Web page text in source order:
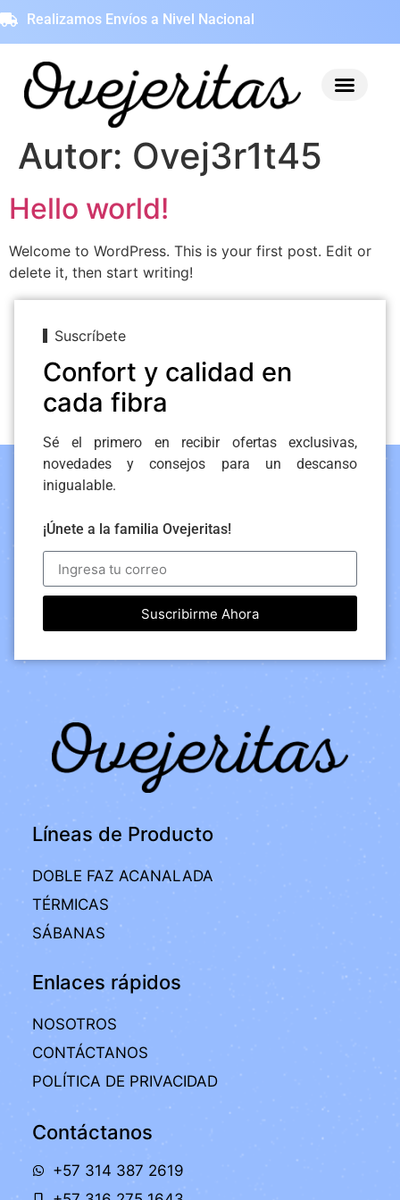
Realizamos Envíos a Nivel Nacional
Autor: Ovej3r1t45
Hello world!
Welcome to WordPress. This is your first post. Edit or
delete it, then start writing!
Suscríbete
Confort y calidad en
cada fibra
Sé el primero en recibir ofertas exclusivas,
novedades y consejos para un descanso
inigualable.
¡Únete a la familia Ovejeritas!
Suscribirme Ahora
Líneas de Producto
DOBLE FAZ ACANALADA
TÉRMICAS
SÁBANAS
Enlaces rápidos
NOSOTROS
CONTÁCTANOS
POLÍTICA DE PRIVACIDAD
Contáctanos
+57 314 387 2619